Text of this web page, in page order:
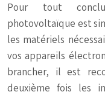
Pour tout
photovoltaïque est
les matériels
vos appareils
brancher, il est
deuxième fois les